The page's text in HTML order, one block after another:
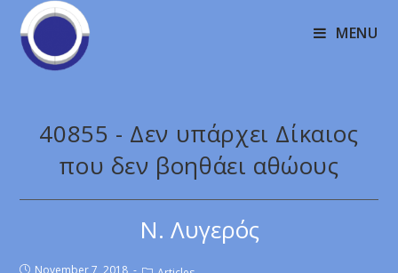
MENU
40855 - Δεν υπάρχει Δίκαιος
που δεν βοηθάει αθώους
Ν. Λυγερός
November 7, 2018